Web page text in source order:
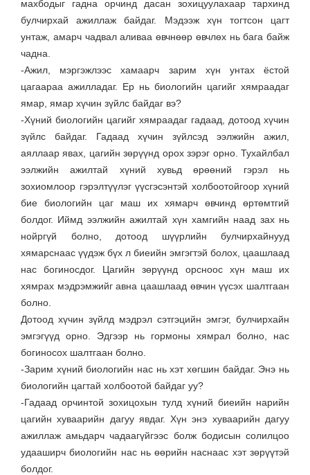
махбодыг гадна орчинд дасан зохицуулахаар тархинд
булчирхай ажиллаж байдаг. Мэдээж хүн тогтсон цагт
унтаж, амарч чадвал аливаа өвчнөөр өвчлөх нь бага байж
чадна.
-Ажил, мэргэжлээс хамаарч зарим хүн унтах ёстой
цагаараа ажилладаг. Ер нь биологийн цагийг хямраадаг
ямар, ямар хүчин зүйлс байдаг вэ?
-Хүний биологийн цагийг хямраадаг гадаад, дотоод хүчин
зүйлс байдаг. Гадаад хүчин зүйлсэд ээлжийн ажил,
аяллаар явах, цагийн зөрүүнд орох зэрэг орно. Тухайлбал
ээлжийн ажилтай хүний хувьд өрөөний гэрэл нь
зохиомлоор гэрэлтүүлэг үүсгэсэнтэй холбоотойгоор хүний
бие биологийн цаг маш их хямарч өвчинд өртөмтгий
болдог. Иймд ээлжийн ажилтай хүн хамгийн наад зах нь
нойргүй болно, дотоод шүүрлийн булчирхайнууд
хямарснаас үүдэж бүх л биеийн эмгэгтэй болох, цаашлаад
нас богиносдог. Цагийн зөрүүнд орсноос хүн маш их
хямрах мэдрэмжийг авна цаашлаад өвчин үүсэх шалтгаан
болно.
Дотоод хүчин зүйлд мэдрэл сэтгэцийн эмгэг, булчирхайн
эмгэгүүд орно. Эдгээр нь гормоны хямрал болно, нас
богиносох шалтгаан болно.
-Зарим хүний биологийн нас нь хэт хөгшин байдаг. Энэ нь
биологийн цагтай холбоотой байдаг уу?
-Гадаад орчинтой зохицохын тулд хүний биеийн нарийн
цагийн хуваарийн дагуу явдаг. Хүн энэ хуваарийн дагуу
ажиллаж амьдарч чадаагүйгээс болж бодисын солилцоо
удааширч биологийн нас нь өөрийн наснаас хэт зөрүүтэй
болдог.